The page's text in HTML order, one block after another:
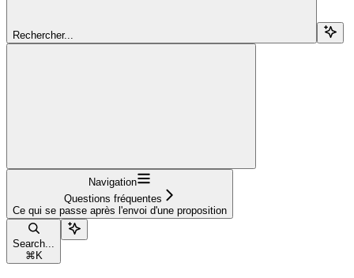
Rechercher...
Navigation
Questions fréquentes
Ce qui se passe après l'envoi d'une proposition
Search...
⌘ K